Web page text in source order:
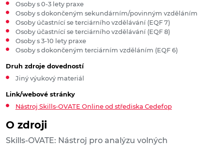
O zdroji
Skills-OVATE: Nástroj pro analýzu volných
Osoby s 0-3 lety praxe
Osoby s dokončeným sekundárním/povinným vzděláním
Osoby účastnící se terciárního vzdělávání (EQF 7)
Osoby účastnící se terciárního vzdělávání (EQF 8)
Osoby s 3-10 lety praxe
Osoby s dokončeným terciárním vzděláním (EQF 6)
Druh zdroje dovedností
Jiný výukový materiál
Link/webové stránky
Nástroj Skills-OVATE Online od střediska Cedefop